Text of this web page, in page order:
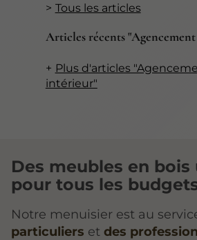
Tous les articles
Articles récents
Plus d'articles
intérieur"
Des meubles en bois
pour tous les
Notre menuisier est au
particuliers et des